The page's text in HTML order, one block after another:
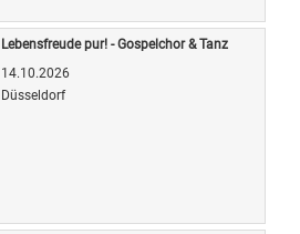
Lebensfreude pur! - Gospelchor & Tanz
14.10.2026
Düsseldorf